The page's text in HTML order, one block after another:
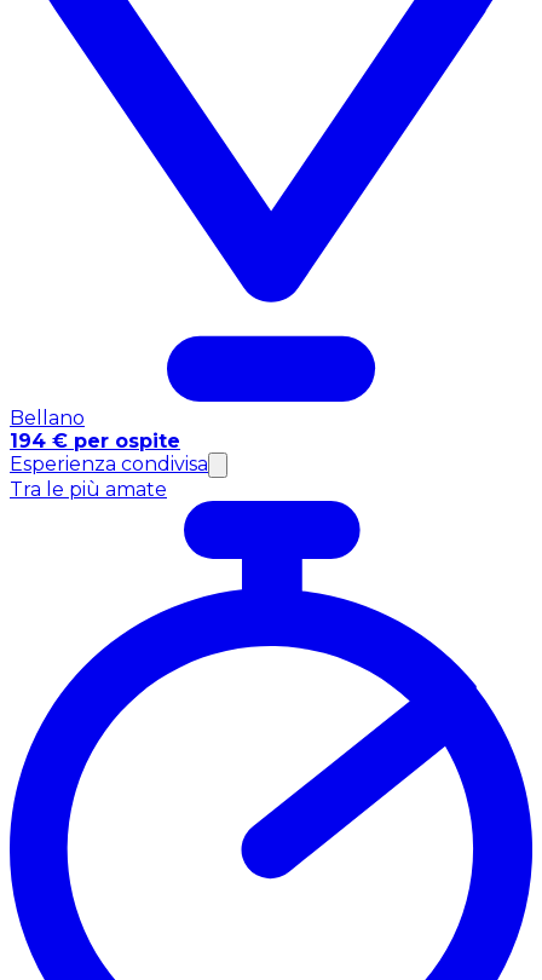
Bellano
194 € per ospite
Esperienza condivisa
Tra le più amate